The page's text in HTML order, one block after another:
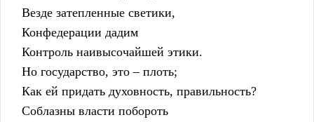
    Везде затепленные светики,
    Конфедерации дадим
    Контроль наивысочайшей этики.
    Но государство, это – плоть;
    Как ей придать духовность, правильность?
    Соблазны власти побороть